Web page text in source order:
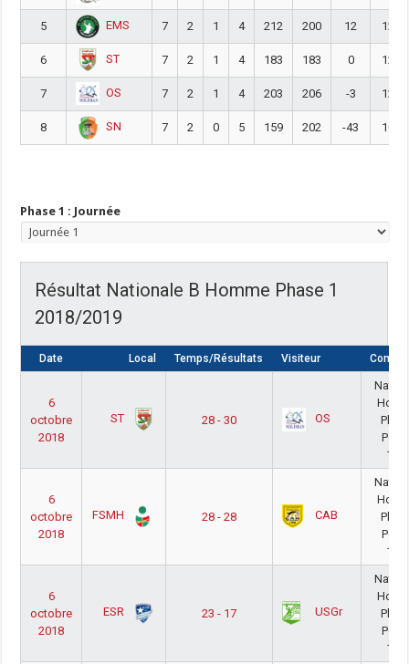
5 EMS 7 2 1 4 212 200 12 12
6 ST 7 2 1 4 183 183 0 12
7 OS 7 2 1 4 203 206 -3 12
8 SN 7 2 0 5 159 202 -43 10
Phase 1 : Journée
Résultat Nationale B Homme Phase 1
2018/2019
Date Local Temps/Résultats Visiteur
6
octobre
2018
ST 28 - 30 OS
18/
6
octobre
2018
FSMH 28 - 28 CAB
18/
6
octobre
2018
ESR 23 - 17 USGr
18/